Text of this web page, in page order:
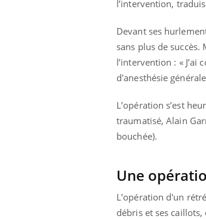
l’intervention,
Devant ses
sans plus de
l’intervention : «
d'anesthésie
L’opération s’est
traumatisé, Alain
bouchée).
Une
L’opération d'un
débris et ses